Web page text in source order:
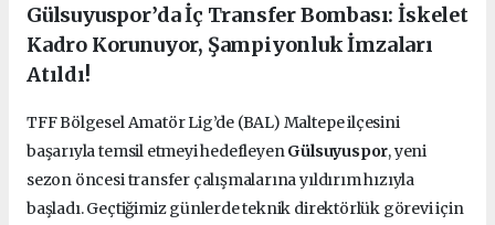
Gülsuyuspor’da İç Transfer Bombası: İskelet
Kadro Korunuyor, Şampiyonluk İmzaları
Atıldı!
TFF Bölgesel Amatör Lig’de (BAL) Maltepe ilçesini
başarıyla temsil etmeyi hedefleyenGülsuyuspor, yeni
sezon öncesi transfer çalışmalarına yıldırım hızıyla
başladı. Geçtiğimiz günlerde teknik direktörlük görevi için